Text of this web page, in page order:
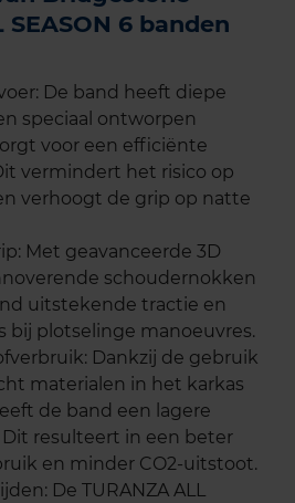
SEASON 6 banden
De band heeft diepe
speciaal ontworpen
voor een efficiënte
vermindert het risico op
verhoogt de grip op natte
Met geavanceerde 3D
schoudernokken
uitstekende tractie en
bij plotselinge manoeuvres.
Dankzij de gebruik
materialen in het karkas
de band een lagere
resulteert in een beter
en minder CO2-uitstoot.
De TURANZA ALL